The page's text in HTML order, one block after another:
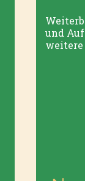
und
weitere